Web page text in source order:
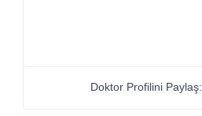
Doktor Profilini Paylaş: